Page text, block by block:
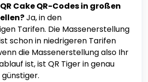
Cake QR-Codes in großen
Ja, in den
Tarifen. Die Massenerstellung
schon in niedrigeren Tarifen
die Massenerstellung also Ihr
ist, ist QR Tiger in genau